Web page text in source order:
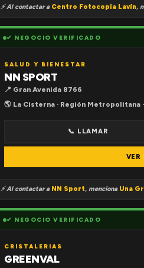
⚡ Al contactar a Centro Fotocopia Lavín,
✔ NEGOCIO VERIFICADO
SALUD Y BIENESTAR
NN SPORT
📍 Gran Avenida 8766
🌎 La Cisterna · Región Metropolitana
📞 LLAMAR
VER
⚡ Al contactar a NN Sport, menciona Una
✔ NEGOCIO VERIFICADO
CRISTALERIAS
GREENVAL